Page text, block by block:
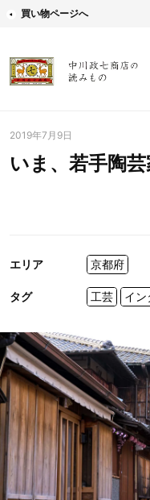
買い物ページへ
2019年7月9日
いま、若手陶
エリア 京都府
タグ 工芸 イン